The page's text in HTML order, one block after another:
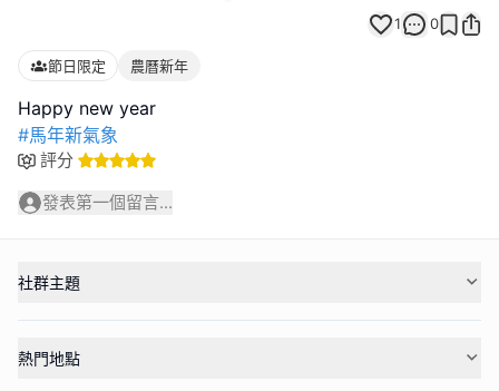
1 0
節日限定 農曆新年
#馬年新氣象
評分
發表第一個留言...
社群主題
熱門地點